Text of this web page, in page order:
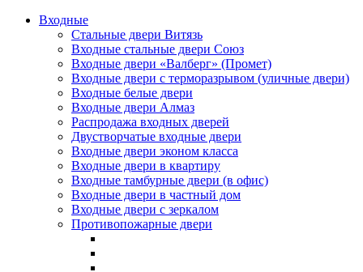
Входные
Стальные двери Витязь
Входные стальные двери Союз
Входные двери «Валберг» (Промет)
Входные двери с терморазрывом (уличные двери)
Входные белые двери
Входные двери Алмаз
Распродажа входных дверей
Двустворчатые входные двери
Входные двери эконом класса
Входные двери в квартиру
Входные тамбурные двери (в офис)
Входные двери в частный дом
Входные двери с зеркалом
Противопожарные двери